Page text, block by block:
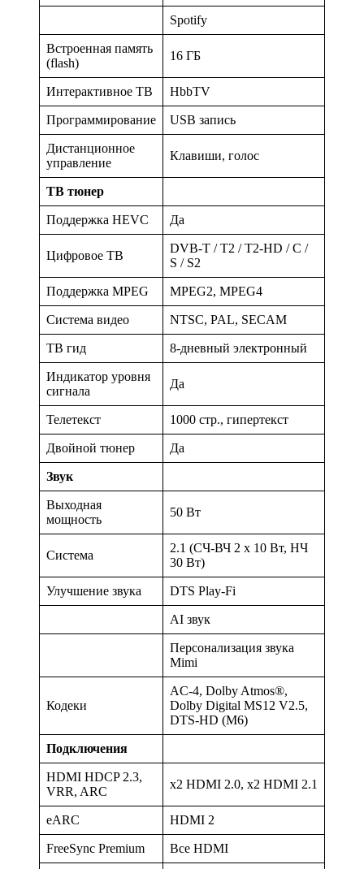
Spotify
Встроенная память
(flash)
16 ГБ
Интерактивное ТВ HbbTV
Программирование USB запись
Дистанционное
управление
Клавиши, голос
ТВ тюнер
Поддержка HEVC Да
Цифровое ТВ
DVB-T / T2 / T2-HD / C /
S / S2
Поддержка MPEG MPEG2, MPEG4
Система видео NTSC, PAL, SECAM
ТВ гид 8-дневный электронный
Индикатор уровня
сигнала
Да
Телетекст 1000 стр., гипертекст
Двойной тюнер Да
Звук
Выходная
мощность
50 Вт
Система
2.1 (СЧ-ВЧ 2 х 10 Вт, НЧ
30 Вт)
Улучшение звука DTS Play-Fi
AI звук
Персонализация звука
Mimi
Кодеки
AC-4, Dolby Atmos®,
Dolby Digital MS12 V2.5,
DTS-HD (M6)
Подключения
HDMI HDCP 2.3,
VRR, ARC
x2 HDMI 2.0, x2 HDMI 2.1
eARC HDMI 2
FreeSync Premium Все HDMI